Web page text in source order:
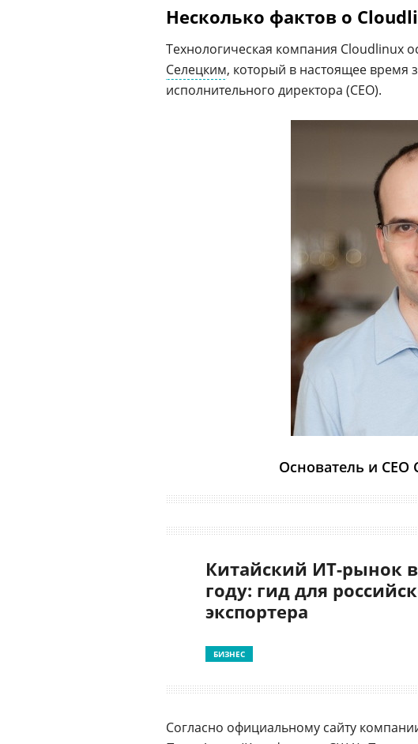
Несколько фактов о
Технологическая компания Cloudlinux
Селецким, который в настоящее время
исполнительного директора (CEO).
Основатель и
Китайский ИТ-рынок
году: гид для
экспортера
БИЗНЕС
Согласно официальному сайту